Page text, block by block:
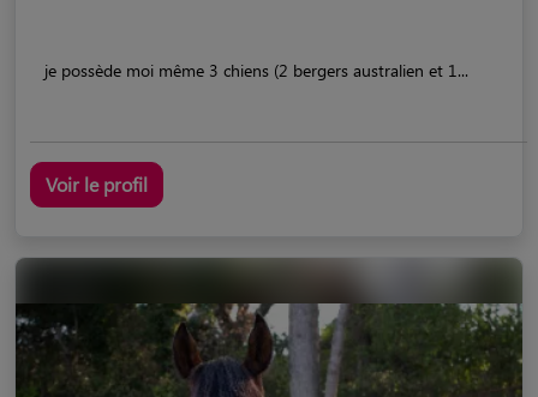
je possède moi même 3 chiens (2 bergers australien et 1...
Voir le profil